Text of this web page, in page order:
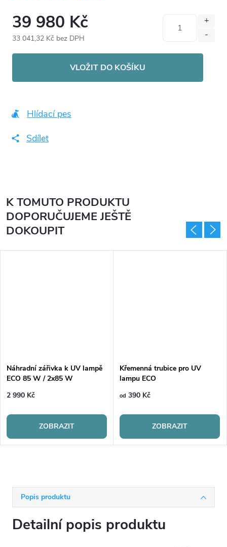
39 980 Kč
33 041,32 Kč bez DPH
VLOŽIT DO KOŠÍKU
Hlídací pes
Sdílet
Popis produktu
Detailní popis produktu
K TOMUTO PRODUKTU
DOPORUČUJEME JEŠTĚ
DOKOUPIT
Náhradní zářivka k UV lampě
ECO 85 W / 2x85 W
2 990 Kč
ZOBRAZIT
Křemenná trubice pro UV
lampu ECO
od 390 Kč
ZOBRAZIT